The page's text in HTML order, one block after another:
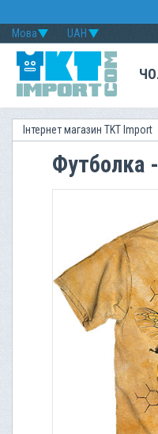
UAH
Мова
Інтернет магазин TKT Import
Футболка